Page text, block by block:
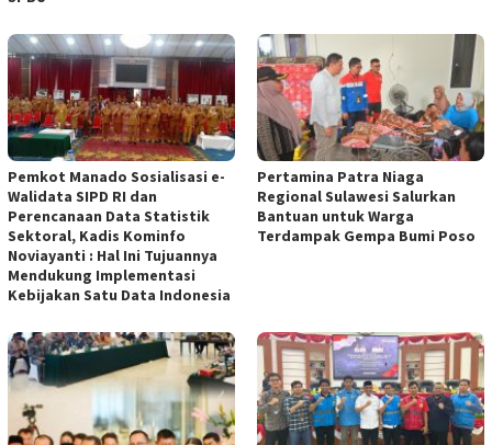
Pemkot Manado Sosialisasi e-
Walidata SIPD RI dan
Perencanaan Data Statistik
Sektoral, Kadis Kominfo
Noviayanti : Hal Ini Tujuannya
Mendukung Implementasi
Kebijakan Satu Data Indonesia
Pertamina Patra Niaga
Regional Sulawesi Salurkan
Bantuan untuk Warga
Terdampak Gempa Bumi Poso